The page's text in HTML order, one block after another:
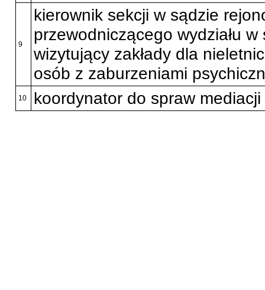
9
kierownik sekcji w sądzie
przewodniczącego wydziału
wizytujący zakłady dla
osób z zaburzeniami
10 koordynator do spraw mediacji